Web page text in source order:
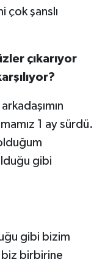
çok şanslı
çıkarıyor
1 ay sürdü.
gibi
gibi bizim
biz birbirine